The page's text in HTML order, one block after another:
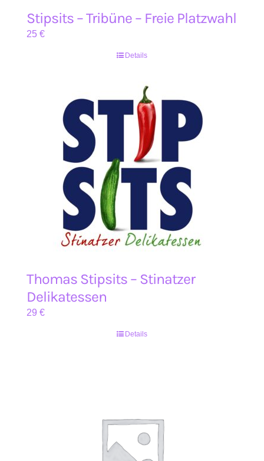
Stipsits – Tribüne – Freie Platzwahl
25 €
Details
Thomas Stipsits – Stinatzer
Delikatessen
29 €
Details